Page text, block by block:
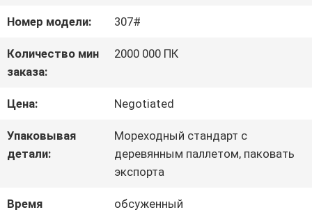
ФАБРИКИ
ПРОВЕРКА
КАЧЕСТВА
СВЯЖИТЕСЬ
Номер модели: 307#
Количество мин
заказа:
2000 000 ПК
Цена: Negotiated
Упаковывая
детали:
Мореходный стандарт с
деревянным паллетом, паковать
экспорта
Время
обсуженный